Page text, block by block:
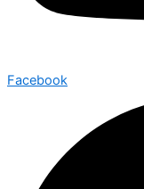
Facebook